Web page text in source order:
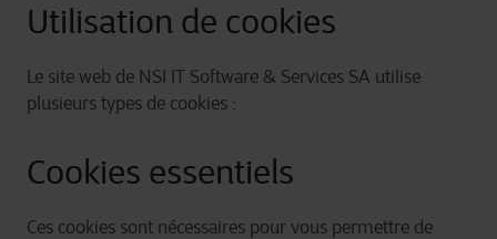
Utilisation de cookies
Le site web de NSI IT Software & Services SA utilise
plusieurs types de cookies :
Cookies essentiels
Ces cookies sont nécessaires pour vous permettre de